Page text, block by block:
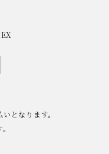
となります。